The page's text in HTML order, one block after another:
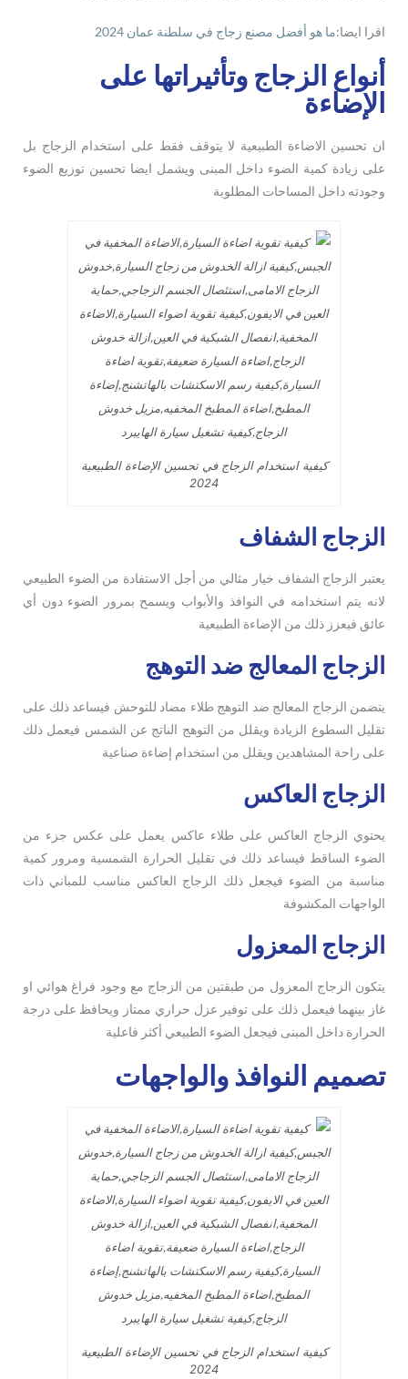
اقرا ايضا:ما هو أفضل مصنع زجاج في سلطنة عمان 2024
أنواع الزجاج وتأثيراتها على
الإضاءة
ان تحسين الاضاءة الطبيعية لا يتوقف فقط على استخدام الزجاج بل
على زيادة كمية الضوء داخل المبنى ويشمل ايضا تحسين توزيع الضوء
وجودته داخل المساحات المطلوبة
كيفية استخدام الزجاج في تحسين الإضاءة الطبيعية
2024
الزجاج الشفاف
يعتبر الزجاج الشفاف خيار مثالي من أجل الاستفادة من الضوء الطبيعي
لانه يتم استخدامه في النوافذ والأبواب ويسمح بمرور الضوء دون أي
عائق فيعزز ذلك من الإضاءة الطبيعية
الزجاج المعالج ضد التوهج
يتضمن الزجاج المعالج ضد التوهج طلاء مضاد للتوحش فيساعد ذلك على
تقليل السطوع الزيادة ويقلل من التوهج الناتج عن الشمس فيعمل ذلك
على راحة المشاهدين ويقلل من استخدام إضاءة صناعية
الزجاج العاكس
يحتوي الزجاج العاكس على طلاء عاكس يعمل على عكس جزء من
الضوء الساقط فيساعد ذلك في تقليل الحرارة الشمسية ومرور كمية
مناسبة من الضوء فيجعل ذلك الزجاج العاكس مناسب للمباني ذات
الواجهات المكشوفة
الزجاج المعزول
يتكون الزجاج المعزول من طبقتين من الزجاج مع وجود فراغ هوائي او
غاز بينهما فيعمل ذلك على توفير عزل حراري ممتاز ويحافظ على درجة
الحرارة داخل المبنى فيجعل الضوء الطبيعي أكثر فاعلية
تصميم النوافذ والواجهات
كيفية استخدام الزجاج في تحسين الإضاءة الطبيعية
2024